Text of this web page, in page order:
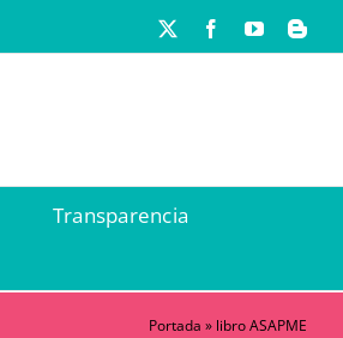
FacebookYouTube
Transparencia
Portada » libro ASAPME